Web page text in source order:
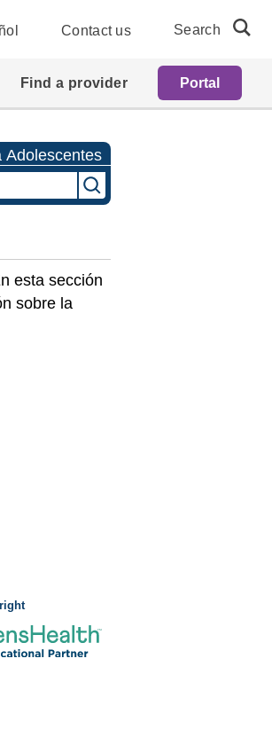
Contact us Search
Find a provider Portal
Adolescentes
esta sección
sobre la